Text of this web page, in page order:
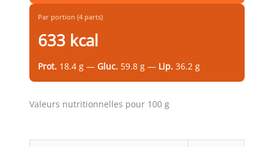
Par portion (4 parts)
633 kcal
Prot. 18.4 g — Gluc. 59.8 g — Lip. 36.2 g
Valeurs nutritionnelles pour 100 g